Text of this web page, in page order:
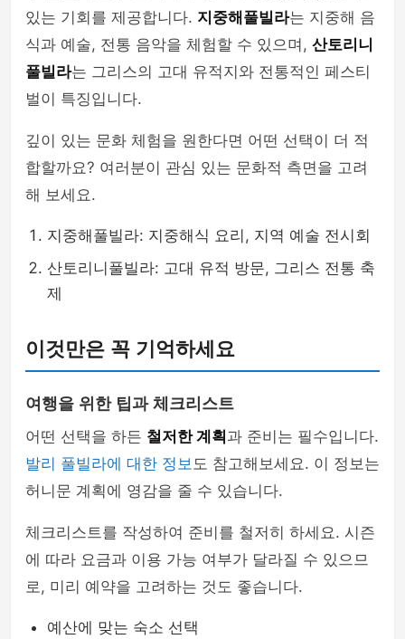
있는 기회를 제공합니다. 지중해풀빌라는 지중해 음
식과 예술, 전통 음악을 체험할 수 있으며, 산토리니
풀빌라는 그리스의 고대 유적지와 전통적인 페스티
벌이 특징입니다.
깊이 있는 문화 체험을 원한다면 어떤 선택이 더 적
합할까요? 여러분이 관심 있는 문화적 측면을 고려
해 보세요.
지중해풀빌라: 지중해식 요리, 지역 예술 전시회
산토리니풀빌라: 고대 유적 방문, 그리스 전통 축
제
이것만은 꼭 기억하세요
여행을 위한 팁과 체크리스트
어떤 선택을 하든 철저한 계획 과 준비는 필수입니다.
발리 풀빌라에 대한 정보도 참고해보세요. 이 정보는
허니문 계획에 영감을 줄 수 있습니다.
체크리스트를 작성하여 준비를 철저히 하세요. 시즌
에 따라 요금과 이용 가능 여부가 달라질 수 있으므
로, 미리 예약을 고려하는 것도 좋습니다.
예산에 맞는 숙소 선택